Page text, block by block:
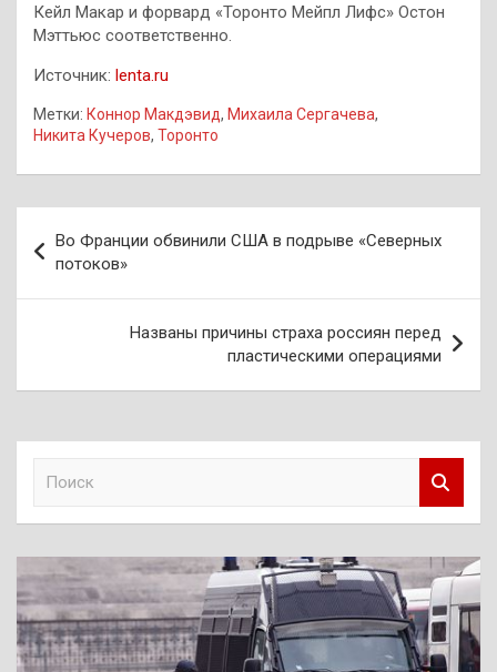
Кейл Макар и форвард «Торонто Мейпл Лифс» Остон
Мэттьюс соответственно.
Источник: lenta.ru
Метки: Коннор Макдэвид, Михаила Сергачева,
Никита Кучеров, Торонто
по
записям
Во Франции обвинили США в подрыве «Северных
потоков»
Названы причины страха россиян перед
пластическими операциями
к